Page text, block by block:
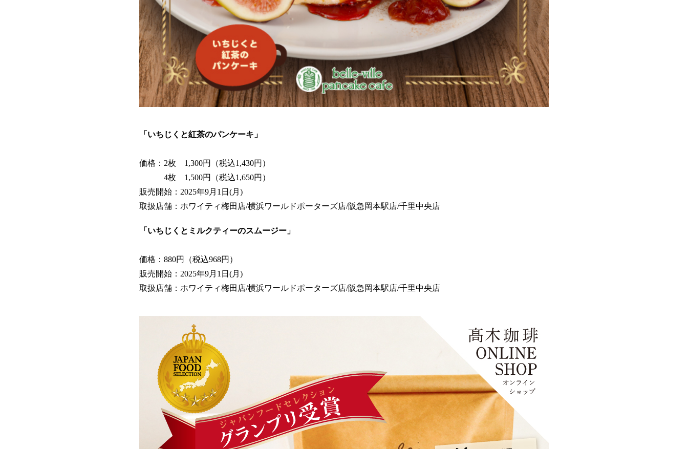
「いちじくと紅茶のパンケーキ」
価格：2枚 1,300円（税込1,430円）
4枚 1,500円（税込1,650円）
販売開始：2025年9月1日(月)
取扱店舗：ホワイティ梅田店/横浜ワールドポーターズ店/阪急岡本駅店/千里中央店
「いちじくとミルクティーのスムージー」
価格：880円（税込968円）
販売開始：2025年9月1日(月)
取扱店舗：ホワイティ梅田店/横浜ワールドポーターズ店/阪急岡本駅店/千里中央店